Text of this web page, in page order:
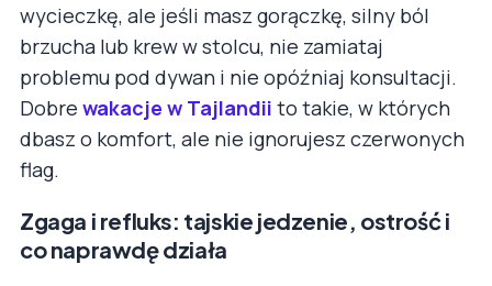
wycieczkę, ale jeśli masz gorączkę, silny ból
brzucha lub krew w stolcu, nie zamiataj
problemu pod dywan i nie opóźniaj konsultacji.
Dobre wakacje w Tajlandii to takie, w których
dbasz o komfort, ale nie ignorujesz czerwonych
flag.
Zgaga i refluks: tajskie jedzenie, ostrość i
co naprawdę działa